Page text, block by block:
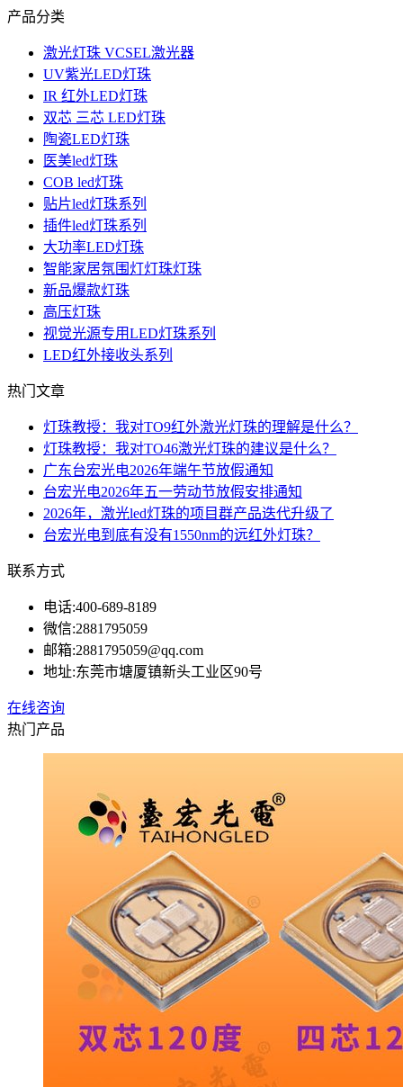
产品分类
激光灯珠 VCSEL激光器
UV紫光LED灯珠
IR 红外LED灯珠
双芯 三芯 LED灯珠
陶瓷LED灯珠
医美led灯珠
COB led灯珠
贴片led灯珠系列
插件led灯珠系列
大功率LED灯珠
智能家居氛围灯灯珠灯珠
新品爆款灯珠
高压灯珠
视觉光源专用LED灯珠系列
LED红外接收头系列
热门文章
灯珠教授：我对TO9红外激光灯珠的理解是什么？
灯珠教授：我对TO46激光灯珠的建议是什么？
广东台宏光电2026年端午节放假通知
台宏光电2026年五一劳动节放假安排通知
2026年，激光led灯珠的项目群产品迭代升级了
台宏光电到底有没有1550nm的远红外灯珠？
联系方式
电话:400-689-8189
微信:2881795059
邮箱:2881795059@qq.com
地址:东莞市塘厦镇新头工业区90号
在线咨询
热门产品